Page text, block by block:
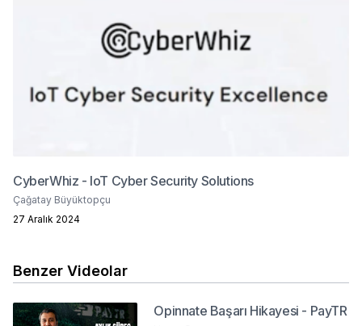
CyberWhiz - IoT Cyber Security Solutions
Çağatay Büyüktopçu
27 Aralık 2024
Benzer Videolar
Opinnate Başarı Hikayesi - PayTR